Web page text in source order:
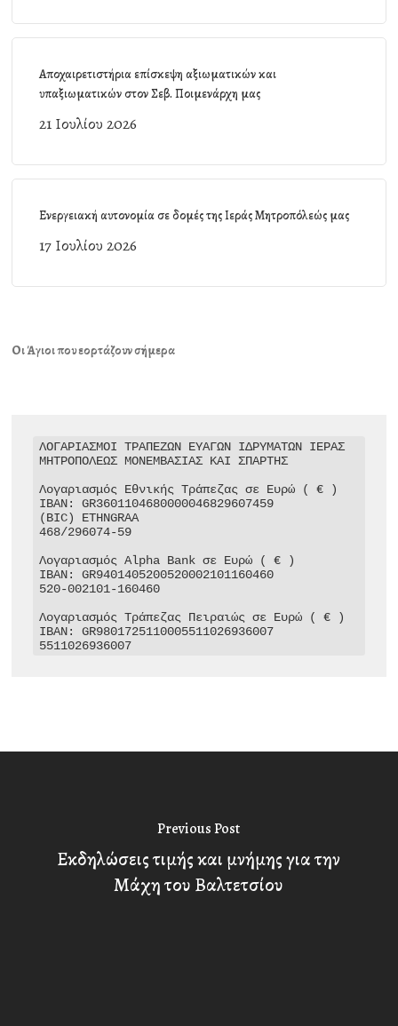
Αποχαιρετιστήρια επίσκεψη αξιωματικών και
υπαξιωματικών στον Σεβ. Ποιμενάρχη μας
21 Ιουλίου 2026
Ενεργειακή αυτονομία σε δομές της Ιεράς Μητροπόλεώς μας
17 Ιουλίου 2026
Οι Άγιοι που εορτάζουν σήμερα
ΛΟΓΑΡΙΑΣΜΟΙ ΤΡΑΠΕΖΩΝ ΕΥΑΓΩΝ ΙΔΡΥΜΑΤΩΝ ΙΕΡΑΣ
ΜΗΤΡΟΠΟΛΕΩΣ ΜΟΝΕΜΒΑΣΙΑΣ ΚΑΙ ΣΠΑΡΤΗΣ
Λογαριασμός Εθνικής Τράπεζας σε Ευρώ ( € )
IBAN: GR3601104680000046829607459
(BIC) ETHNGRAA
468/296074-59
Λογαριασμός Alpha Bank σε Ευρώ ( € )
IBAN: GR9401405200520002101160460
520-002101-160460
Λογαριασμός Τράπεζας Πειραιώς σε Ευρώ ( € )
IBAN: GR9801725110005511026936007
5511026936007
Previous Post
Εκδηλώσεις τιμής και μνήμης για την
Μάχη του Βαλτετσίου